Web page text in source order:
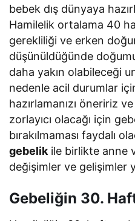
bebek dış dünyaya
Hamilelik ortalama 40
gerekliliği ve erken
düşünüldüğünde
daha yakın olabileceği
nedenle acil durumlar
hazırlamanızı öneririz
zorlayıcı olacağı için
bırakılmaması faydalı
gebelik ile birlikte anne
değişimler ve gelişimler
Gebeliğin 30.